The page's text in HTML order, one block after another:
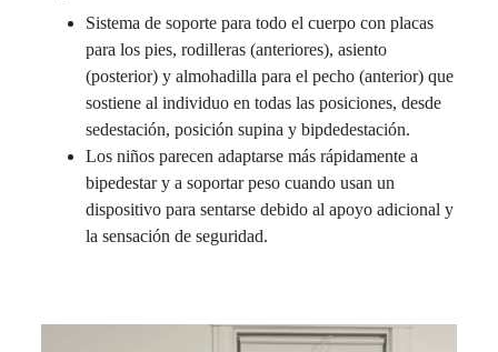
Sistema de soporte para todo el cuerpo con placas
para los pies, rodilleras (anteriores), asiento
(posterior) y almohadilla para el pecho (anterior) que
sostiene al individuo en todas las posiciones, desde
sedestación, posición supina y bipdedestación.
Los niños parecen adaptarse más rápidamente a
bipedestar y a soportar peso cuando usan un
dispositivo para sentarse debido al apoyo adicional y
la sensación de seguridad.